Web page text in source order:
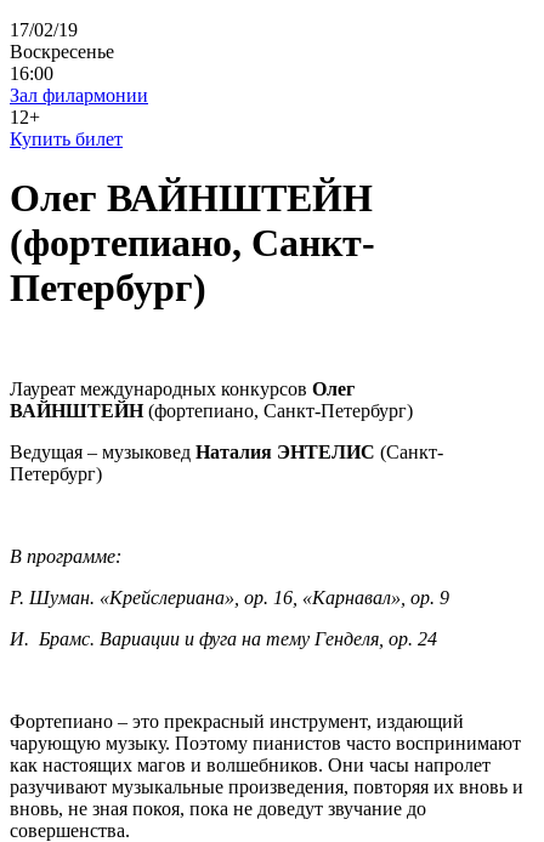
17/02/19
Воскресенье
16:00
Зал филармонии
12+
Купить билет
Олег ВАЙНШТЕЙН
(фортепиано, Санкт-
Петербург)
Лауреат международных конкурсов Олег
ВАЙНШТЕЙН(фортепиано, Санкт-Петербург)
Ведущая – музыковед Наталия ЭНТЕЛИС (Санкт-
Петербург)
В программе:
Р. Шуман. «Крейслериана», ор. 16, «Карнавал», ор. 9
И. Брамс. Вариации и фуга на тему Генделя, ор. 24
Фортепиано – это прекрасный инструмент, издающий
чарующую музыку. Поэтому пианистов часто воспринимают
как настоящих магов и волшебников. Они часы напролет
разучивают музыкальные произведения, повторяя их вновь и
вновь, не зная покоя, пока не доведут звучание до
совершенства.